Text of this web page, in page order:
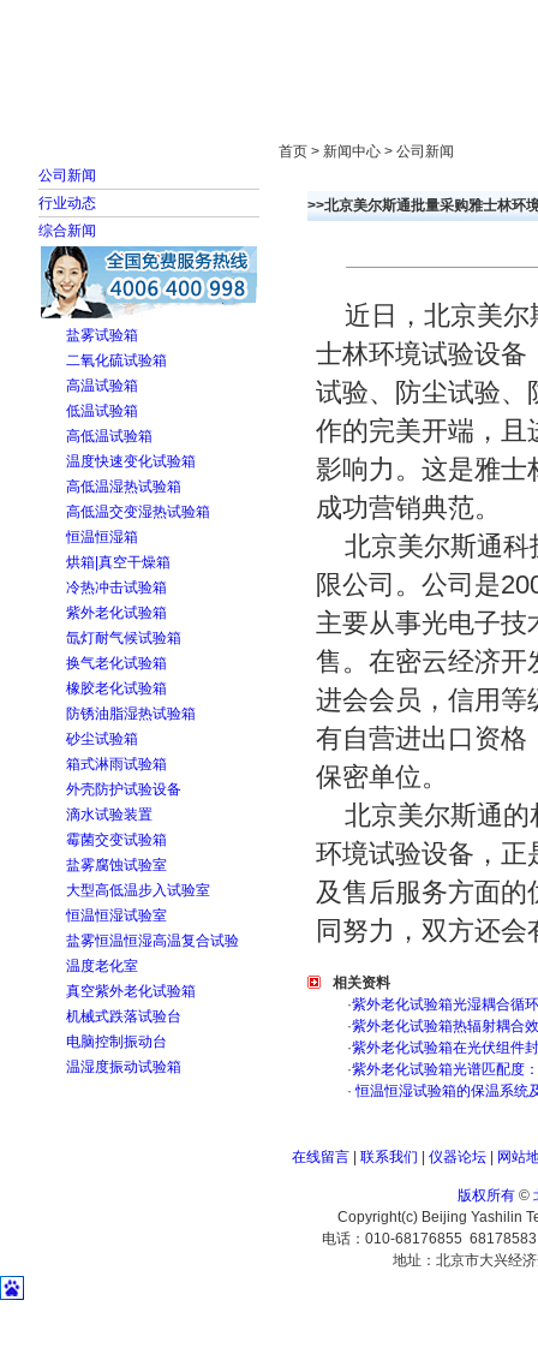
公司新闻
行业动态
综合新闻
盐雾试验箱
二氧化硫试验箱
高温试验箱
低温试验箱
高低温试验箱
温度快速变化试验箱
高低温湿热试验箱
高低温交变湿热试验箱
恒温恒湿箱
烘箱|真空干燥箱
冷热冲击试验箱
紫外老化试验箱
氙灯耐气候试验箱
换气老化试验箱
橡胶老化试验箱
防锈油脂湿热试验箱
砂尘试验箱
箱式淋雨试验箱
外壳防护试验设备
滴水试验装置
霉菌交变试验箱
盐雾腐蚀试验室
大型高低温步入试验室
恒温恒湿试验室
盐雾恒温恒湿高温复合试验
温度老化室
真空紫外老化试验箱
机械式跌落试验台
电脑控制振动台
温湿度振动试验箱
首页 > 新闻中心 > 公司新闻
>>北京美尔斯通批量采购雅士林环
近日，北京美尔
士林环境试验设备
试验、防尘试验、
作的完美开端，且
影响力。这是雅士
成功营销典范。
北京美尔斯通科
限公司。公司是
主要从事光电子技
售。在密云经济开
进会会员，信用等
有自营进出口资格
保密单位。
北京美尔斯通的
环境试验设备，正
及售后服务方面的
同努力，双方还
相关资料
·紫外老化试验箱光湿耦合循
·紫外老化试验箱热辐射耦合
·紫外老化试验箱在光伏组件
·紫外老化试验箱光谱匹配度
· 恒温恒湿试验箱的保温系统
在线留言| 联系我们 仪器论坛| 网站
版权所有©
Copyright(c) Beijing Yashilin
电话：010-68176855
地址：北京市大兴经